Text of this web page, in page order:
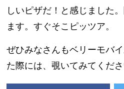
しいピザだ！と感じました
ます。すぐそこピッツア。
ぜひみなさんもベリーモバ
た際には、覗いてみてくださ